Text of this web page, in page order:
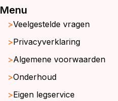
Menu
Veelgestelde vragen
Privacyverklaring
Algemene voorwaarden
Onderhoud
Eigen legservice